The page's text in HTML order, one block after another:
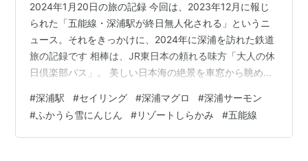
2024年1月20日の旅の記録 今回は、2023年12月に報じ
られた「五能線・深浦駅が終日無人化される」というニ
ュース。それをきっかけに、2024年に深浦を訪れた鉄道
旅の記録です 相棒は、JR東日本の頼れる味方「大人の休
日倶楽部パス」。 美しい日本海の絶景を車窓から眺めら
青森県深浦町を目指しました。 無人化前に「駅スタン
プ」をゲット！ 深浦駅に到着して、まず向かったのは駅
の窓口。 無人化されると押せなくなってしまう貴重な
#深浦駅 #セイリング #深浦マグロ #深浦サーモン
#ふかうら雪にんじん #リゾートしらかみ #五能線